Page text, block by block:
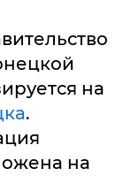
на
.
на